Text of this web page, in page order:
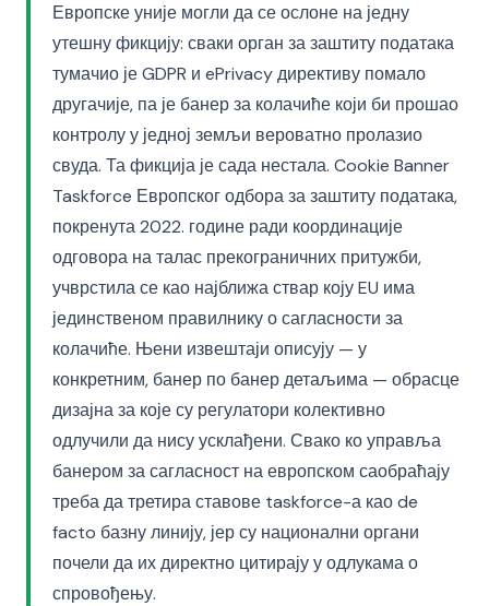
Европске уније могли да се ослоне на једну
утешну фикцију: сваки орган за заштиту података
тумачио је GDPR и ePrivacy директиву помало
другачије, па је банер за колачиће који би прошао
контролу у једној земљи вероватно пролазио
свуда. Та фикција је сада нестала. Cookie Banner
Taskforce Европског одбора за заштиту података,
покренута 2022. године ради координације
одговора на талас прекограничних притужби,
учврстила се као најближа ствар коју EU има
јединственом правилнику о сагласности за
колачиће. Њени извештаји описују — у
конкретним, банер по банер детаљима — обрасце
дизајна за које су регулатори колективно
одлучили да нису усклађени. Свако ко управља
банером за сагласност на европском саобраћају
треба да третира ставове taskforce-а као de
facto базну линију, јер су национални органи
почели да их директно цитирају у одлукама о
спровођењу.